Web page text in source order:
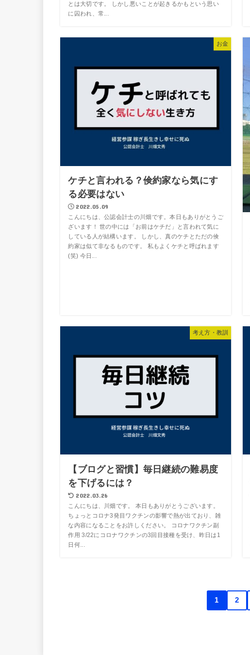
とは大切です。 しかし悪いことが起きるかもという思い
に囚われ、常...
お金
ケチと言われる？倹約家なら気にす
る必要はない
2022.05.09
こんにちは、公認会計士の川畑です。本日もありがとうご
ざいます！ 世の中には「お前はケチだ」と言われて気に
している人が結構います。 しかし、真のケチとただの倹
約家は似て非なるものです。 私もよくケチと呼ばれます
(笑) 今日...
考え方・教訓
【ブログと習慣】毎日継続の難易度
を下げるには？
2022.03.26
こんにちは、川畑です。 本日もありがとうございます。
ちょっとコロナ3発目ワクチンの影響で熱が出ており、雑
な内容になることをお許しください。 コロナワクチン副
作用 3/22にコロナワクチンの3回目接種を受け、昨日は1
日何...
1 2